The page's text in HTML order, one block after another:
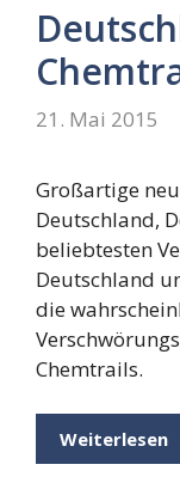
21. Mai 2015
Großartige
Deutschland,
beliebtesten
Deutschland
die
Chemtrails.
Weiterlesen